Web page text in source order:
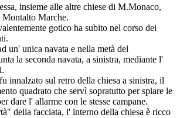
insieme alle altre chiese di M.Monaco,
Marche.
gotico ha subito nel corso dei
un' unica navata e nella metà del
la seconda navata, a sinistra, mediante l'
innalzato sul retro della chiesa a sinistra, il
quadrato che servì sopratutto per spiare le
dare l' allarme con le stesse campane.
della facciata, l' interno della chiesa è ricco